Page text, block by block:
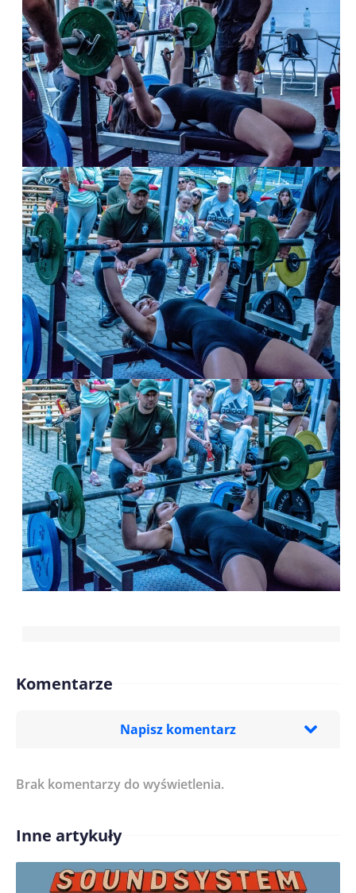
Komentarze
Napisz komentarz
Treść komentarza*
Imię/ Nick*
Brak komentarzy do wyświetlenia.
Inne artykuły